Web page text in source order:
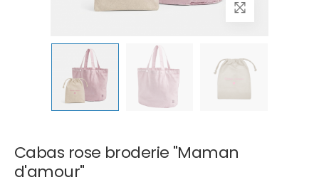
Cabas rose broderie "Maman
d'amour"